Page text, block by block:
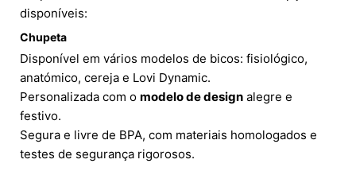
disponíveis:
Chupeta
Disponível em vários modelos de bicos: fisiológico,
anatómico, cereja e Lovi Dynamic.
Personalizada com o modelo de design alegre e
festivo.
Segura e livre de BPA, com materiais homologados e
testes de segurança rigorosos.